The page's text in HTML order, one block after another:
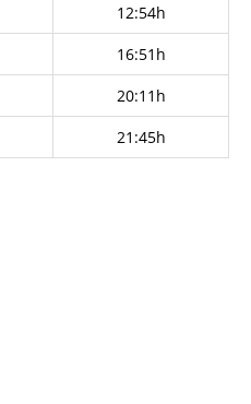
12:54h
16:51h
20:11h
21:45h